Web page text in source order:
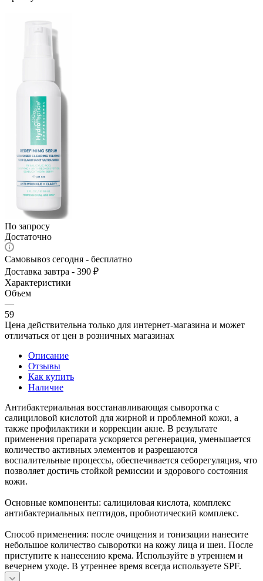
По запросу
Достаточно
Самовывоз сегодня - бесплатно
Доставка завтра - 390 ₽
Характеристики
Объем
—
59
Цена действительна только для интернет-магазина и может
отличаться от цен в розничных магазинах
Описание
Отзывы
Как купить
Наличие
Антибактериальная восстанавливающая сыворотка с
салициловой кислотой для жирной и проблемной кожи, а
также профилактики и коррекции акне. В результате
применения препарата ускоряется регенерация, уменьшается
количество активных элементов и разрешаются
воспалительные процессы, обеспечивается себорегуляция, что
позволяет достичь стойкой ремиссии и здорового состояния
кожи.
Основные компоненты: салициловая кислота, комплекс
антибактериальных пептидов, пробиотический комплекс.
Способ применения: после очищения и тонизации нанесите
небольшое количество сыворотки на кожу лица и шеи. После
приступите к нанесению крема. Используйте в утреннем и
вечернем уходе. В утреннее время всегда используете SPF.